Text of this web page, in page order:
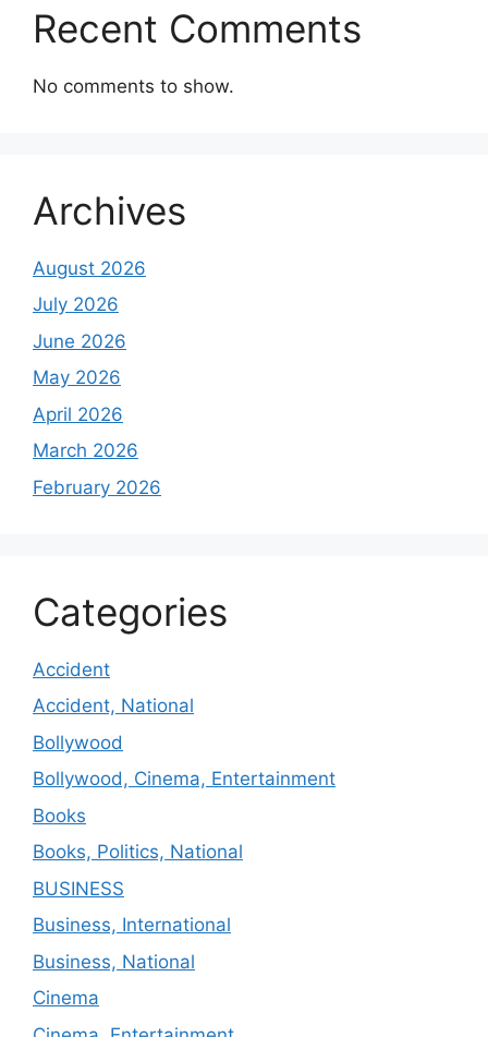
Recent Comments
No comments to show.
Archives
August 2026
July 2026
June 2026
May 2026
April 2026
March 2026
February 2026
Categories
Accident
Accident, National
Bollywood
Bollywood, Cinema, Entertainment
Books
Books, Politics, National
BUSINESS
Business, International
Business, National
Cinema